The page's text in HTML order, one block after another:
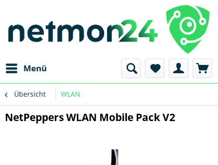
Menü
Übersicht WLAN
NetPeppers WLAN Mobile Pack V2